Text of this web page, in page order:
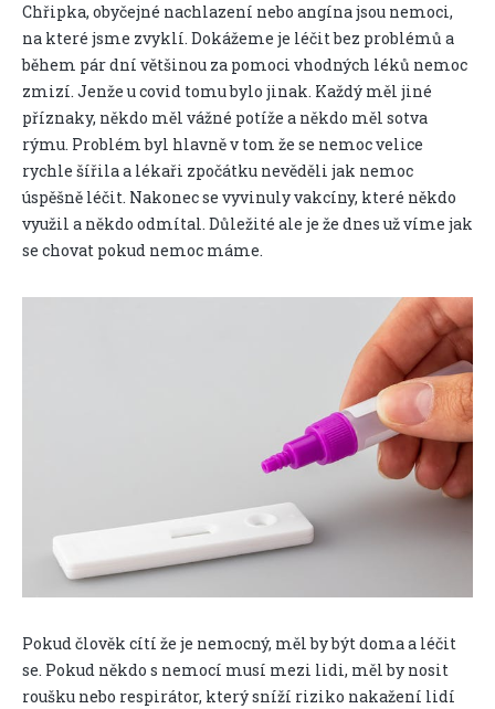
Chřipka, obyčejné nachlazení nebo angína jsou nemoci,
na které jsme zvyklí. Dokážeme je léčit bez problémů a
během pár dní většinou za pomoci vhodných léků nemoc
zmizí. Jenže u covid tomu bylo jinak. Každý měl jiné
příznaky, někdo měl vážné potíže a někdo měl sotva
rýmu. Problém byl hlavně v tom že se nemoc velice
rychle šířila a lékaři zpočátku nevěděli jak nemoc
úspěšně léčit. Nakonec se vyvinuly vakcíny, které někdo
využil a někdo odmítal. Důležité ale je že dnes už víme jak
se chovat pokud nemoc máme.
Pokud člověk cítí že je nemocný, měl by být doma a léčit
se. Pokud někdo s nemocí musí mezi lidi, měl by nosit
roušku nebo respirátor, který sníží riziko nakažení lidí